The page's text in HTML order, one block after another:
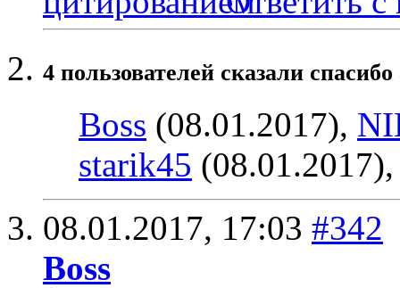
4 пользователей сказали
Boss (08.01.2017),
starik45
08.01.2017, 17:03 #342
Boss